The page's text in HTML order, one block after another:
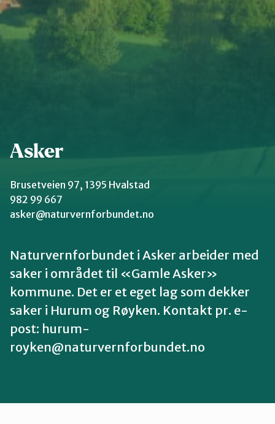
Groruddalen
Hurum og Røyken
Lillestrøm
Lørenskog
Nesodden
Asker
Brusetveien 97, 1395 Hvalstad
982 99 667
asker@naturvernforbundet.no
Naturvernforbundet i Asker arbeider med
saker i området til «Gamle Asker»
kommune. Det er et eget lag som dekker
saker i Hurum og Røyken. Kontakt pr. e-
post: hurum-
royken@naturvernforbundet.no